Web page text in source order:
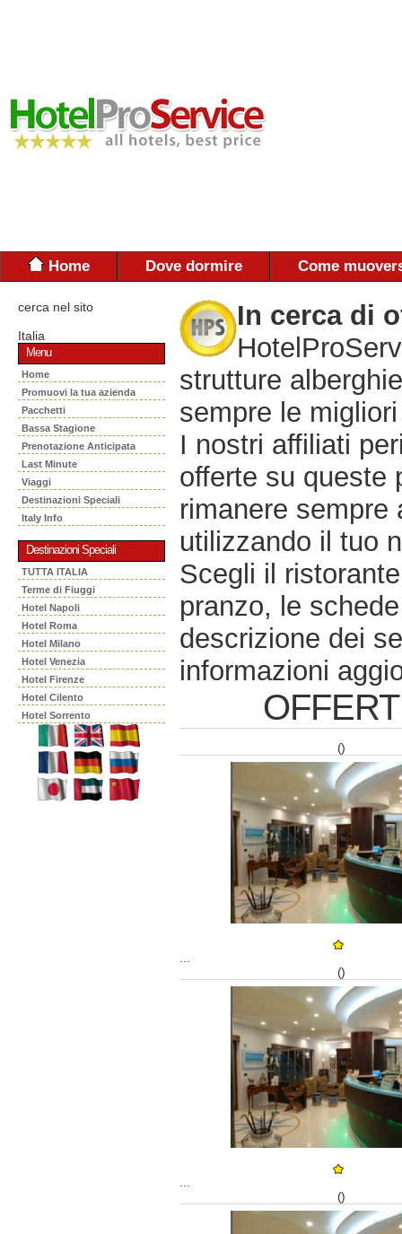
Home Dove dormire Come
cerca nel sito
Italia
Menu
Home
Promuovi la tua azienda
Pacchetti
Bassa Stagione
Prenotazione Anticipata
Last Minute
Viaggi
Destinazioni Speciali
Italy Info
Destinazioni Speciali
TUTTA ITALIA
Terme di Fiuggi
Hotel Napoli
Hotel Roma
Hotel Milano
Hotel Venezia
Hotel Firenze
Hotel Cilento
Hotel Sorrento
In cerca di
strutture
sempre le
I nostri affiliati
offerte su queste
rimanere sempre
utilizzando il tuo
Scegli il
pranzo, le
descrizione dei
informazioni
()
()
()